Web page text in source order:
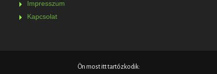
Impresszum
Kapcsolat
Ön most itt tartózkodik: